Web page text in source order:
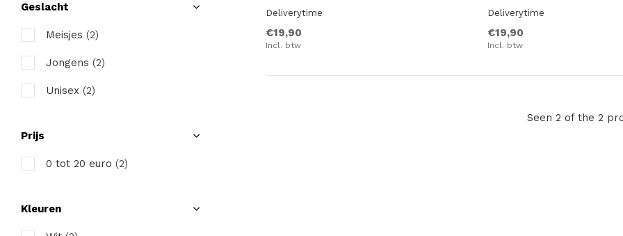
Deliverytime
€19,90
Incl. btw
Deliverytime
€19,90
Incl. btw
Seen 2 of the 2
Geslacht
Meisjes (2)
Jongens (2)
Unisex (2)
Prijs
0 tot 20 euro (2)
Kleuren